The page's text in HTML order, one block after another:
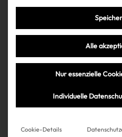
Shopping Fashion|
7
sofort ja sagen
Alle
Nur essenzielle
Individuelle
Cookie-Details